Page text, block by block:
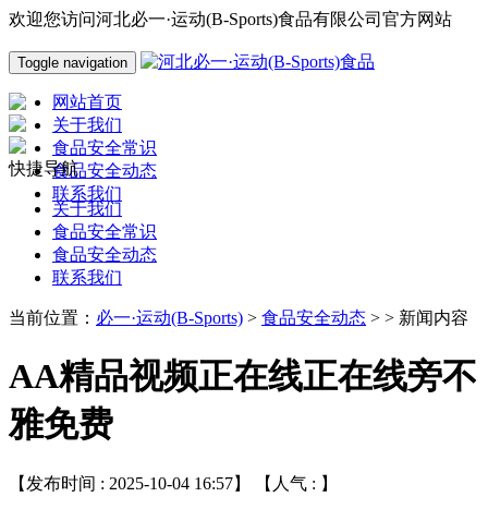
欢迎您访问河北必一·运动(B-Sports)食品有限公司官方网站
Toggle navigation
网站首页
关于我们
食品安全常识
食品安全动态
联系我们
快捷导航
关于我们
食品安全常识
食品安全动态
联系我们
当前位置： 必一·运动(B-Sports) > 食品安全动态 > > 新闻内容
AA精品视频正在线正在线旁不
雅免费
【发布时间 : 2025-10-04 16:57】 【人气 : 】